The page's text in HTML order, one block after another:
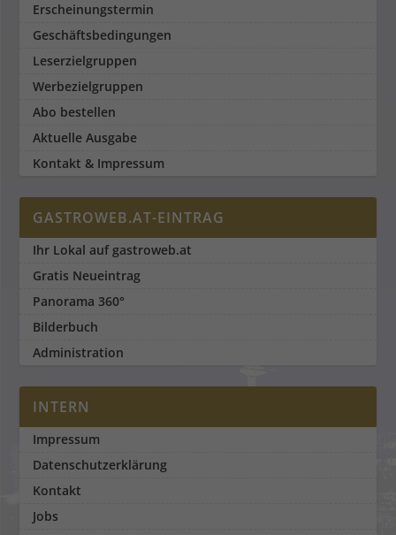
Erscheinungstermin
Geschäftsbedingungen
Leserzielgruppen
Werbezielgruppen
Abo bestellen
Aktuelle Ausgabe
Kontakt & Impressum
GASTROWEB.AT-EINTRAG
Ihr Lokal auf gastroweb.at
Gratis Neueintrag
Panorama 360°
Bilderbuch
Administration
INTERN
Impressum
Datenschutzerklärung
Kontakt
Jobs